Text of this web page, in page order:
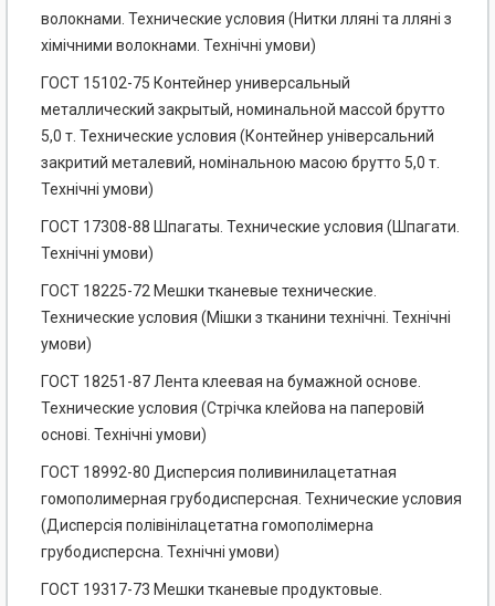
волокнами. Технические условия (Нитки лляні та лляні з
хімічними волокнами. Технічні умови)
ГОСТ 15102-75 Контейнер универсальный
металлический закрытый, номинальной массой брутто
5,0 т. Технические условия (Контейнер універсальний
закритий металевий, номінальною масою брутто 5,0 т.
Технічні умови)
ГОСТ 17308-88 Шпагаты. Технические условия (Шпагати.
Технічні умови)
ГОСТ 18225-72 Мешки тканевые технические.
Технические условия (Мішки з тканини технічні. Технічні
умови)
ГОСТ 18251-87 Лента клеевая на бумажной основе.
Технические условия (Стрічка клейова на паперовій
основі. Технічні умови)
ГОСТ 18992-80 Дисперсия поливинилацетатная
гомополимерная грубодисперсная. Технические условия
(Дисперсія полівінілацетатна гомополімерна
грубодисперсна. Технічні умови)
ГОСТ 19317-73 Мешки тканевые продуктовые.